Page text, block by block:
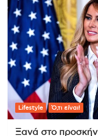
Lifestyle Ό,τι είναι!
Ξανά στο